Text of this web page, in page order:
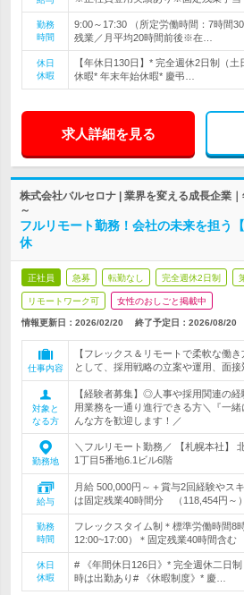
勤務
時間
9:00～17:30 （所定労働時間：7時間
残業／月平均20時間前後※在…
休日
休暇
【年休日130日】* 完全週休2日制（
休暇* 年末年始休暇* 慶弔…
求人詳細を見る
株式会社バルセロナ | 業界を変える成長企業
～
フルリモート勤務！会社の未来を担う
休
正社員 急募 転勤なし 完全週休2日制
リモートワーク可 女性のおしごと掲載中
情報更新日：2026/02/20 終了予定日： 2026/08/20
仕事内容
【フレックス＆リモートで柔軟な働
として、採用戦略の立案や運用、面接
対象と
なる方
【経験者募集】◎人事や採用関連の
用業務を一通り進行できる方＼『一
んな方を歓迎します！／
勤務地
＼フルリモート勤務／ 【札幌本社】
1丁目5番地6.1ビル6階
給与
月給 500,000円～＋賞与2回経験やス
は固定残業40時間分 （118,454円～
勤務
時間
フレックスタイム制＊標準労働時間8
12:00~17:00）＊固定残業40時間含む
休日
休暇
# 《年間休日126日》* 完全週休二日
時は出勤あり# 《休暇制度》* 慶…